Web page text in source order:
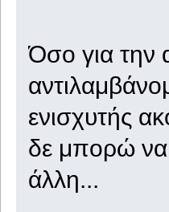
Όσο για την
ενισχυτής
δε μπορώ να
άλλη...